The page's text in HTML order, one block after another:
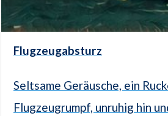
Flugzeugabsturz
Seltsame Geräusche, ein
Flugzeugrumpf, unruhig hin